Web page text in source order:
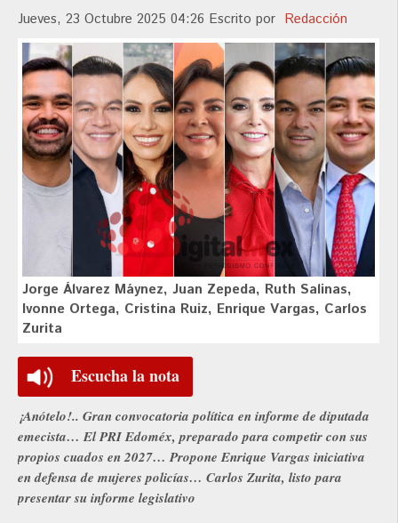
Jueves, 23 Octubre 2025 04:26 Escrito por Redacción
Jorge Álvarez Máynez, Juan Zepeda, Ruth Salinas,
Ivonne Ortega, Cristina Ruiz, Enrique Vargas, Carlos
Zurita
Escucha la nota
¡Anótelo!.. Gran convocatoria política en informe de diputada
emecista… El PRI Edoméx, preparado para competir con sus
propios cuados en 2027… Propone Enrique Vargas iniciativa
en defensa de mujeres policías… Carlos Zurita, listo para
presentar su informe legislativo